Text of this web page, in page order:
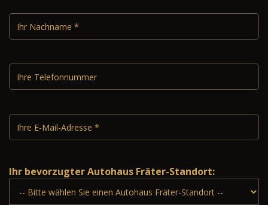
Ihr bevorzugter Autohaus Fräter-Standort: